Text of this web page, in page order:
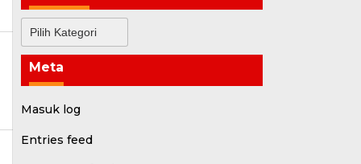
Meta
Masuk log
Entries feed